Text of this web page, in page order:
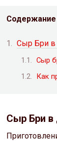
Содержание
Сыр Бри в
Сыр
Как
Сыр Бри в